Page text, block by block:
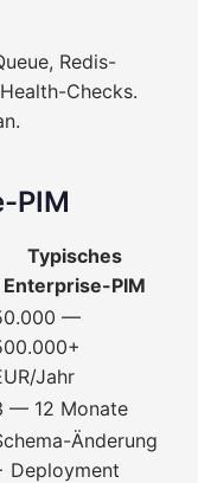
Redis-
Checks.
PIM
Typisches
Enterprise-PIM
—
Jahr
— 12 Monate
Änderung
Deployment